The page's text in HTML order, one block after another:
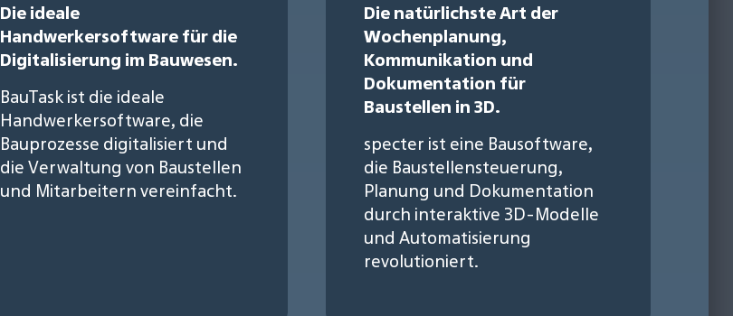
Die ideale
Handwerkersoftware für die
Digitalisierung im Bauwesen.
BauTask ist die ideale
Handwerkersoftware, die
Bauprozesse digitalisiert und
die Verwaltung von Baustellen
und Mitarbeitern vereinfacht.
Die natürlichste Art der
Wochenplanung,
Kommunikation und
Dokumentation für
Baustellen in 3D.
specter ist eine Bausoftware,
die Baustellensteuerung,
Planung und Dokumentation
durch interaktive 3D-Modelle
und Automatisierung
revolutioniert.